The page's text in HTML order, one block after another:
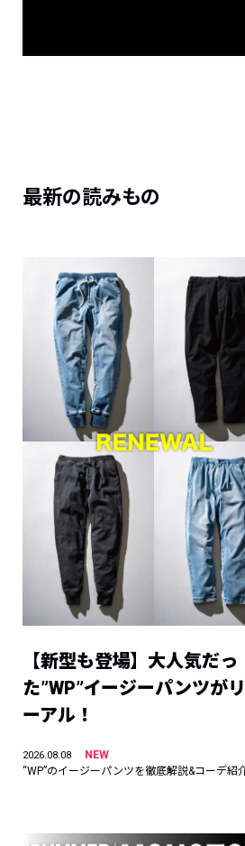
最新の読みもの
【新型も登場】大人気だっ
た”WP”イージーパンツが
ーアル！
2026.08.08
NEW
“WP”のイージーパンツを徹底解説&コーデ紹